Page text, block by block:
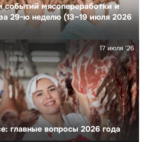
событий мясопереработки и
29-ю неделю (13–19 июля 2026
главные вопросы 2026 года
17 июля '26